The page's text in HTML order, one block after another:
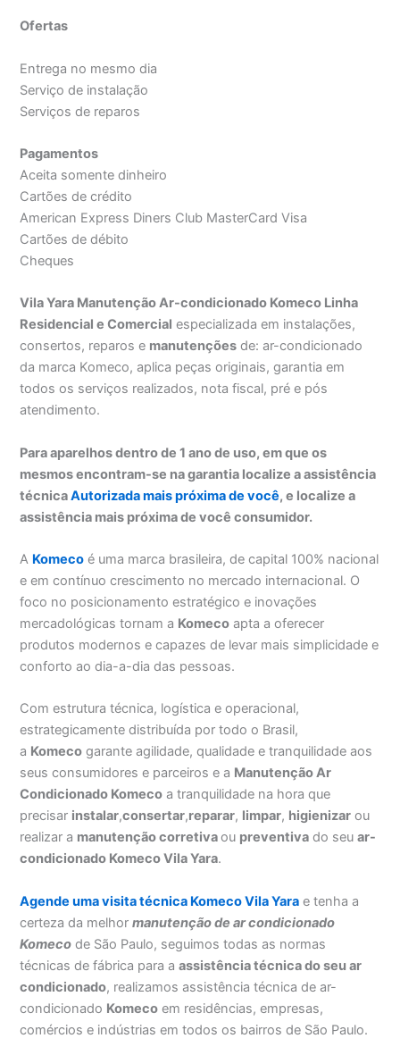
Ofertas
Entrega no mesmo dia
Serviço de instalação
Serviços de reparos
Pagamentos
Aceita somente dinheiro
Cartões de crédito
American Express Diners Club MasterCard Visa
Cartões de débito
Cheques
Vila Yara Manutenção Ar-condicionado Komeco Linha
Residencial e Comercial especializada em instalações,
consertos, reparos e manutenções de: ar-condicionado
da marca Komeco, aplica peças originais, garantia em
todos os serviços realizados, nota fiscal, pré e pós
atendimento.
Para aparelhos dentro de 1 ano de uso, em que os
mesmos encontram-se na garantia localize a assistência
técnicaAutorizada mais próxima de você, e localize a
assistência mais próxima de você consumidor.
A Komeco é uma marca brasileira, de capital 100% nacional
e em contínuo crescimento no mercado internacional. O
foco no posicionamento estratégico e inovações
mercadológicas tornam a Komeco apta a oferecer
produtos modernos e capazes de levar mais simplicidade e
conforto ao dia-a-dia das pessoas.
Com estrutura técnica, logística e operacional,
estrategicamente distribuída por todo o Brasil,
a Komeco garante agilidade, qualidade e tranquilidade aos
seus consumidores e parceiros e a Manutenção Ar
Condicionado Komeco a tranquilidade na hora que
precisar instalar,consertar,reparar, limpar, higienizar ou
realizar a manutenção corretivaou preventiva do seuar-
condicionado Komeco Vila Yara.
Agende uma visita técnica Komeco Vila Yara e tenha a
certeza da melhormanutençãode ar condicionado
Komeco de São Paulo, seguimos todas as normas
técnicas de fábrica para aassistência técnica do seu ar
condicionado, realizamos assistência técnica de ar-
condicionado Komeco em residências, empresas,
comércios e indústrias em todos os bairros de São Paulo.